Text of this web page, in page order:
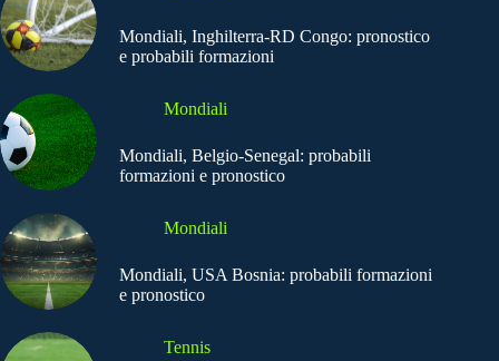
Mondiali, Inghilterra-RD Congo: pronostico
e probabili formazioni
Mondiali
Mondiali, Belgio-Senegal: probabili
formazioni e pronostico
Mondiali
Mondiali, USA Bosnia: probabili formazioni
e pronostico
Tennis